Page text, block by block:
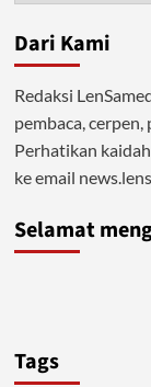
Dari Kami
Redaksi
pembaca,
Perhatikan
ke email
Selamat
Tags